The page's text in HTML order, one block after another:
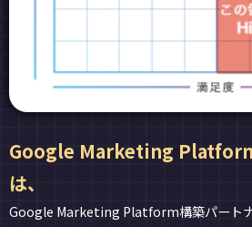
Google Marketing
は、
Google Marketing Platform構築パート